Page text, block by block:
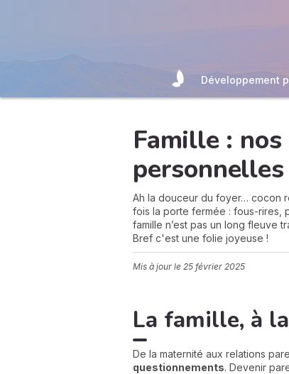
Développement
Famille :
personnelles
Ah la douceur du foyer… cocon
fois la porte fermée : fous-rires,
famille n’est pas un long fleuve
Bref c'est une folie joyeuse !
Mis à jour le 25 février 2025
La famille, à
De la maternité aux relations
questionnements. Devenir